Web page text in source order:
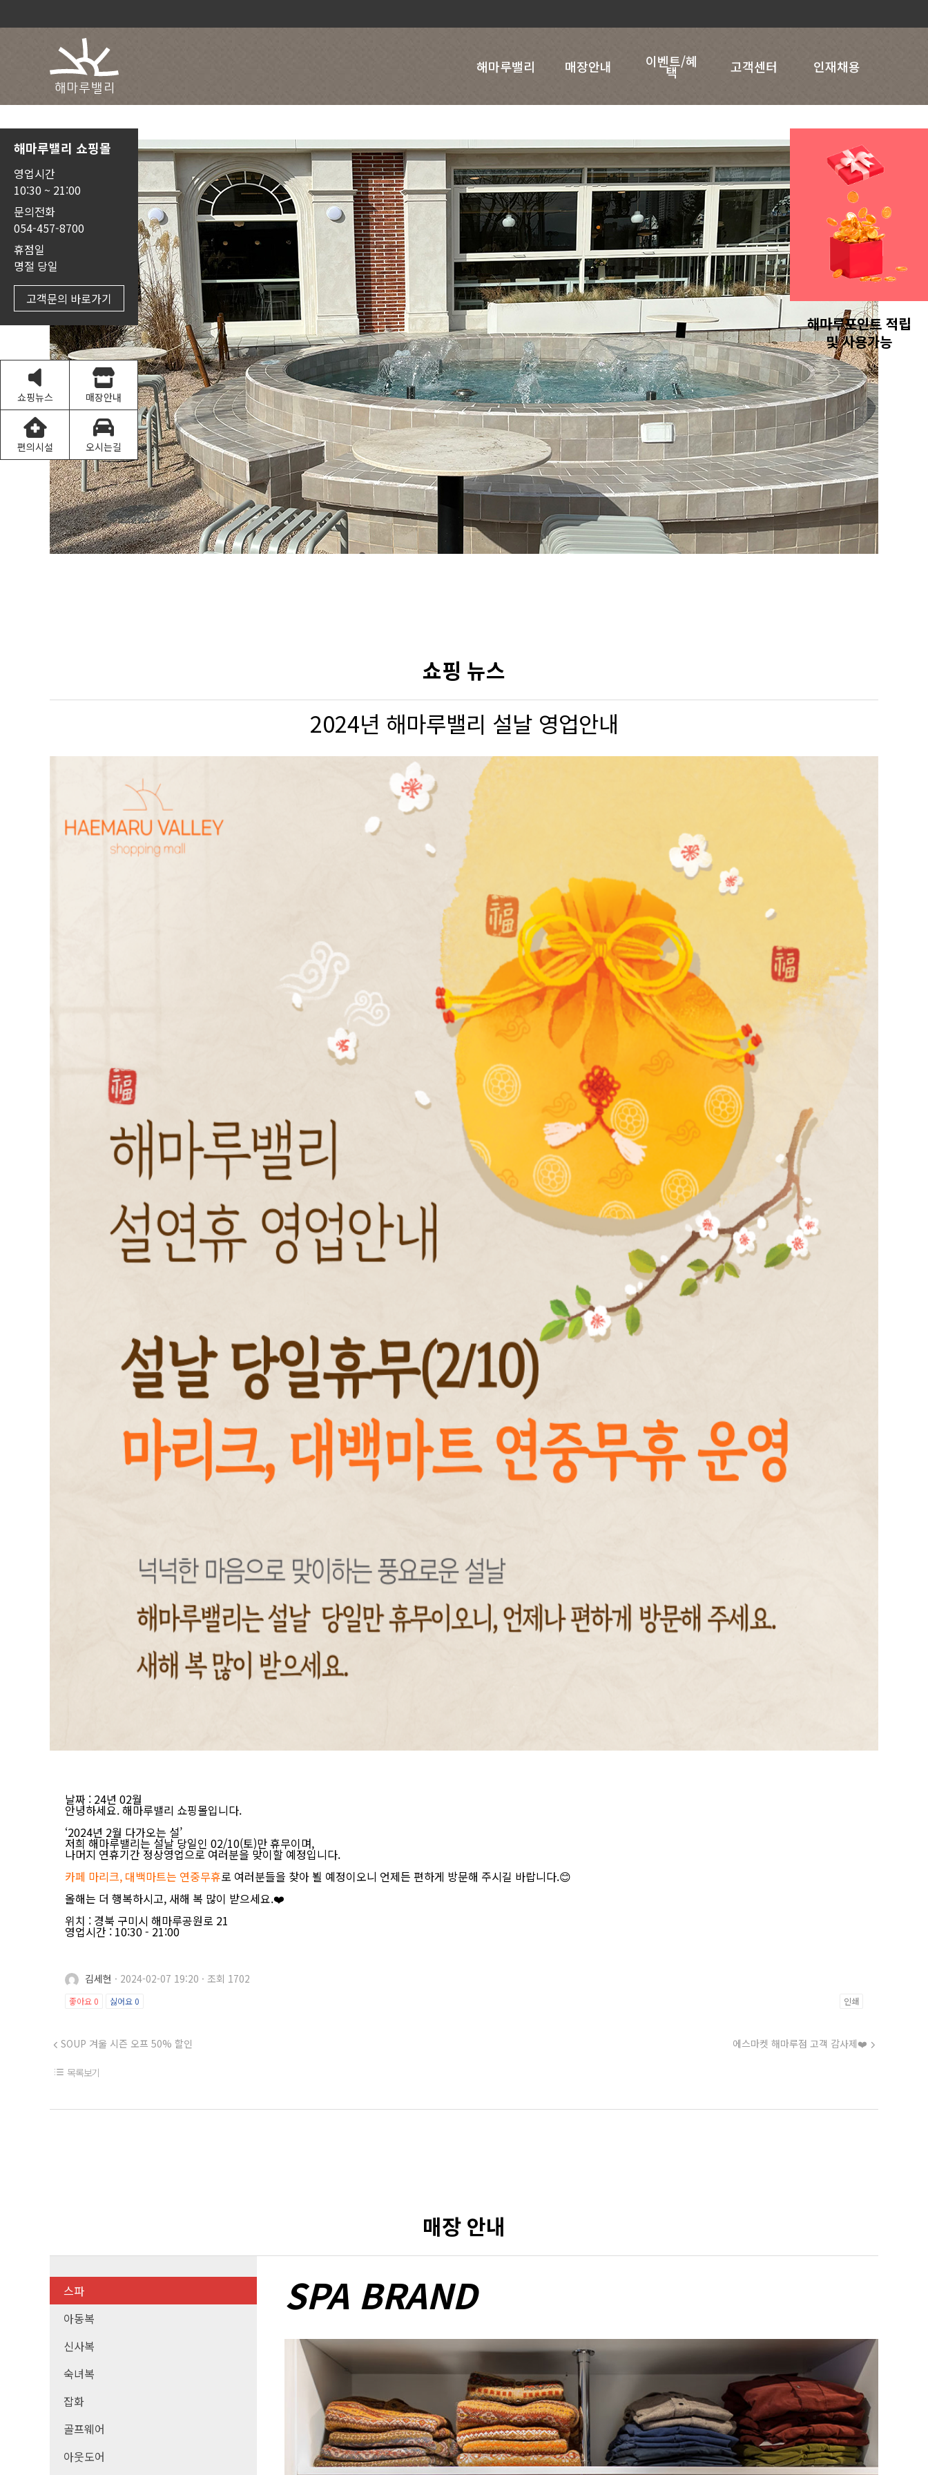
해마루밸리 매장안내 이벤트/혜
택 고객센터 인재채용
해마루밸리 쇼핑몰
영업시간
10:30 ~ 21:00
문의전화
054-457-8700
휴점일
명절 당일
고객문의 바로가기
쇼핑뉴스 매장안내
편의시설 오시는길
해마루포인트 적립
및 사용가능
쇼핑 뉴스
2024년 해마루밸리 설날 영업안내
날짜 : 24년 02월
안녕하세요. 해마루밸리 쇼핑몰입니다.
‘2024년 2월 다가오는 설’
저희 해마루밸리는 설날 당일인 02/10(토)만 휴무이며,
나머지 연휴기간 정상영업으로 여러분을 맞이할 예정입니다.
카페 마리크, 대백마트는 연중무휴로 여러분들을 찾아 뵐 예정이오니 언제든 편하게 방문해 주시길 바랍니다.😊
올해는 더 행복하시고, 새해 복 많이 받으세요.❤️
위치 : 경북 구미시 해마루공원로 21
영업시간 : 10:30 - 21:00
김세현 · 2024-02-07 19:20 · 조회 1702
좋아요 0 싫어요0 인쇄
SOUP 겨울 시즌 오프 50% 할인 에스마켓 해마루점 고객 감사제❤️
목록보기
매장 안내
스파
아동복
신사복
숙녀복
잡화
골프웨어
아웃도어
SPA BRAND